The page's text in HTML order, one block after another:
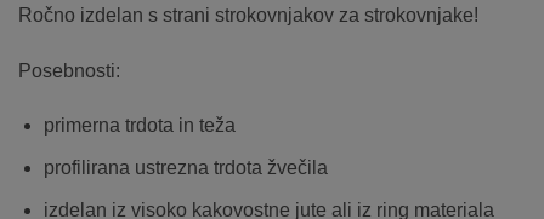
Ročno izdelan s strani strokovnjakov za strokovnjake!
Posebnosti:
primerna trdota in teža
profilirana ustrezna trdota žvečila
izdelan iz visoko kakovostne jute ali iz ring materiala